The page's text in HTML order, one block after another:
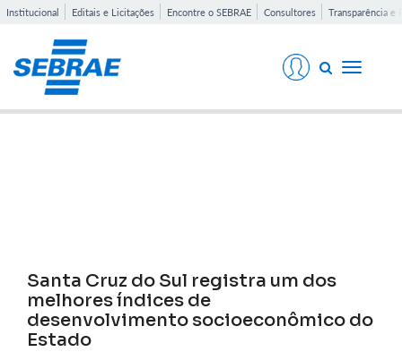
Institucional Editais e Licitações Encontre o SEBRAE Consultores Transparência e
Toggle
Santa Cruz do Sul registra um dos
melhores índices de
desenvolvimento socioeconômico do
Estado